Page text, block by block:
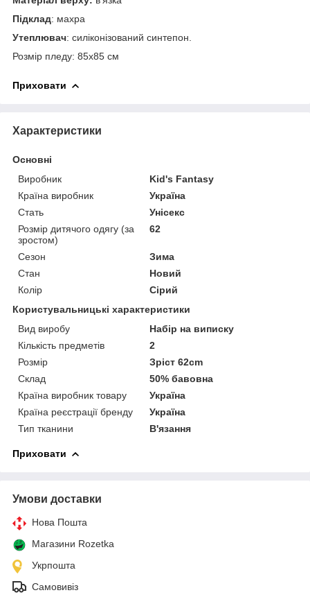
Підклад: махра
Утеплювач: силіконізований синтепон.
Розмір пледу: 85х85 см
Приховати
Характеристики
Основні
Виробник
Kid's Fantasy
Країна виробник
Україна
Стать
Унісекс
Розмір дитячого одягу (за
зростом)
62
Сезон
Зима
Стан
Новий
Колір
Сірий
Користувальницькі характеристики
Вид виробу
Набір на виписку
Кількість предметів
2
Розмір
Зріст 62cm
Склад
50% бавовна
Країна виробник товару
Україна
Країна реєстрації бренду
Україна
Тип тканини
В'язання
Приховати
Умови доставки
Нова Пошта
Магазини Rozetka
Укрпошта
Самовивіз